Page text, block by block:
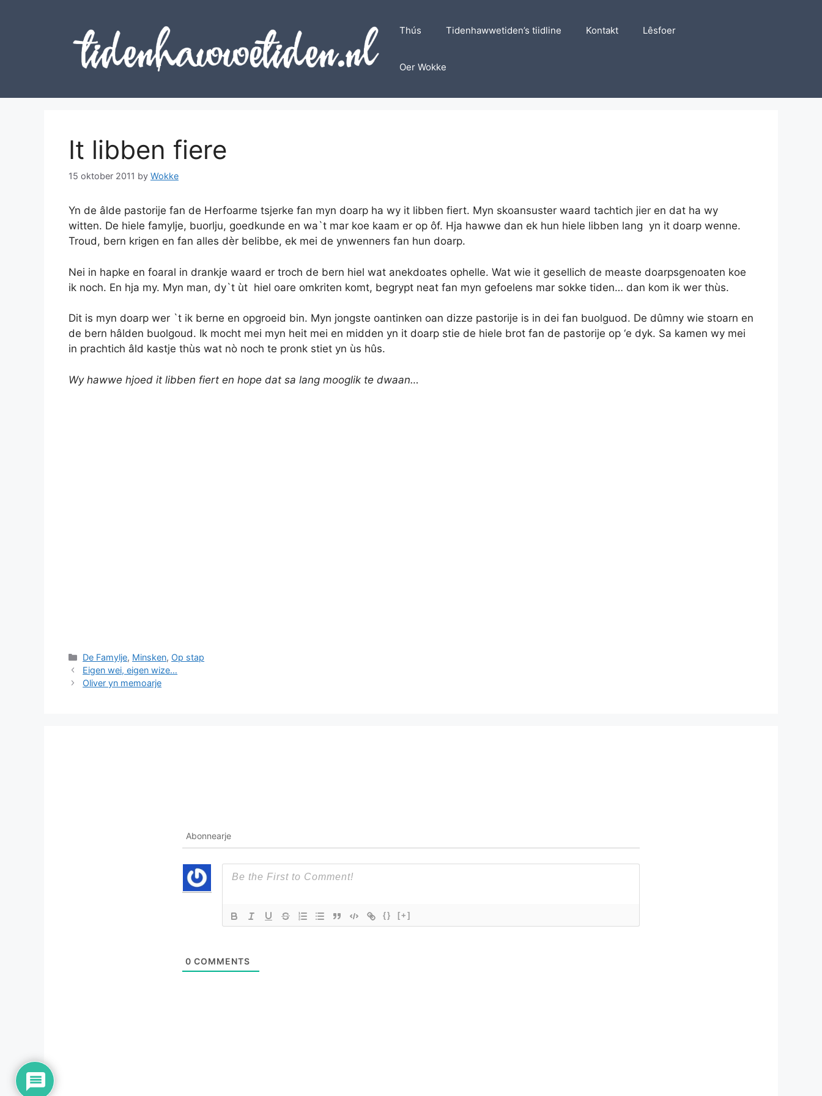
Thús Tidenhawwetiden’s tiidline Kontakt Lêsfoer
Oer Wokke
It libben fiere
15 oktober 2011 by Wokke
Yn de âlde pastorije fan de Herfoarme tsjerke fan myn doarp ha wy it libben fiert. Myn skoansuster waard tachtich jier en dat ha wy
witten. De hiele famylje, buorlju, goedkunde en wa`t mar koe kaam er op ôf. Hja hawwe dan ek hun hiele libben lang yn it doarp wenne.
Troud, bern krigen en fan alles dèr belibbe, ek mei de ynwenners fan hun doarp.
Nei in hapke en foaral in drankje waard er troch de bern hiel wat anekdoates ophelle. Wat wie it gesellich de measte doarpsgenoaten koe
ik noch. En hja my. Myn man, dy`t ùt hiel oare omkriten komt, begrypt neat fan myn gefoelens mar sokke tiden… dan kom ik wer thùs.
Dit is myn doarp wer `t ik berne en opgroeid bin. Myn jongste oantinken oan dizze pastorije is in dei fan buolguod. De dûmny wie stoarn en
de bern hâlden buolgoud. Ik mocht mei myn heit mei en midden yn it doarp stie de hiele brot fan de pastorije op ‘e dyk. Sa kamen wy mei
in prachtich âld kastje thùs wat nò noch te pronk stiet yn ùs hûs.
Wy hawwe hjoed it libben fiert en hope dat sa lang mooglik te dwaan…
Categories
De Famylje, Minsken, Op stap
Eigen wei, eigen wize…
Oliver yn memoarje
Abonnearje
{} [+]
0 COMMENTS